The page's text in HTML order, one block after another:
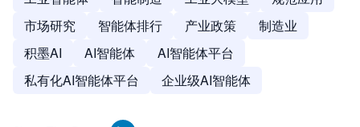
市场研究
智能体排行 产业政策
制造业
积墨AI
AI智能体
AI智能体平台
私有化AI智能体平台
企业级AI智能体